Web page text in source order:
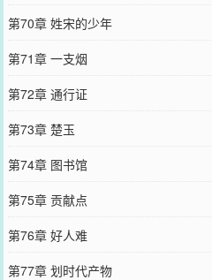
第70章 姓宋的少年
第71章 一支烟
第72章 通行证
第73章 楚玉
第74章 图书馆
第75章 贡献点
第76章 好人难
第77章 划时代产物